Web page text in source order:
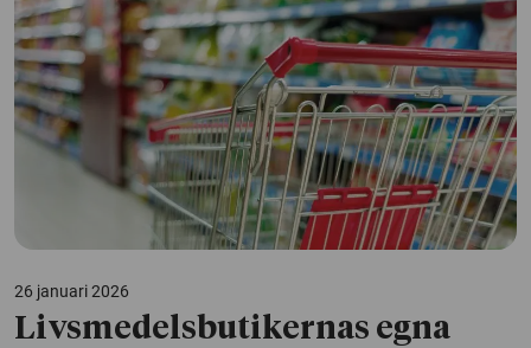
26 januari 2026
Livsmedelsbutikernas egna